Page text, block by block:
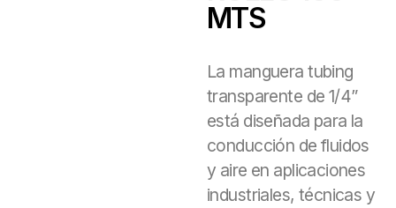
MTS
La manguera tubing
transparente de 1/4”
está diseñada para la
conducción de fluidos
y aire en aplicaciones
industriales, técnicas y